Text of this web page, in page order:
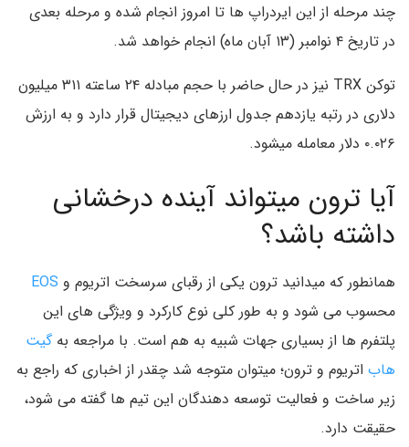
چند مرحله از این ایردراپ ها تا امروز انجام شده و مرحله بعدی
در تاریخ ۴ نوامبر (۱۳ آبان ماه) انجام خواهد شد.
توکن TRX نیز در حال حاضر با حجم مبادله ۲۴ ساعته ۳۱۱ میلیون
دلاری در رتبه یازدهم جدول ارزهای دیجیتال قرار دارد و به ارزش
۰.۰۲۶ دلار معامله میشود.
آیا ترون میتواند آینده درخشانی
داشته باشد؟
همانطور که میدانید ترون یکی از رقبای سرسخت اتریوم و EOS
محسوب می شود و به طور کلی نوع کارکرد و ویژگی های این
پلتفرم ها از بسیاری جهات شبیه به هم است. با مراجعه به گیت
هاب اتریوم و ترون؛ میتوان متوجه شد چقدر از اخباری که راجع به
زیر ساخت و فعالیت توسعه دهندگان این تیم ها گفته می شود،
حقیقت دارد.